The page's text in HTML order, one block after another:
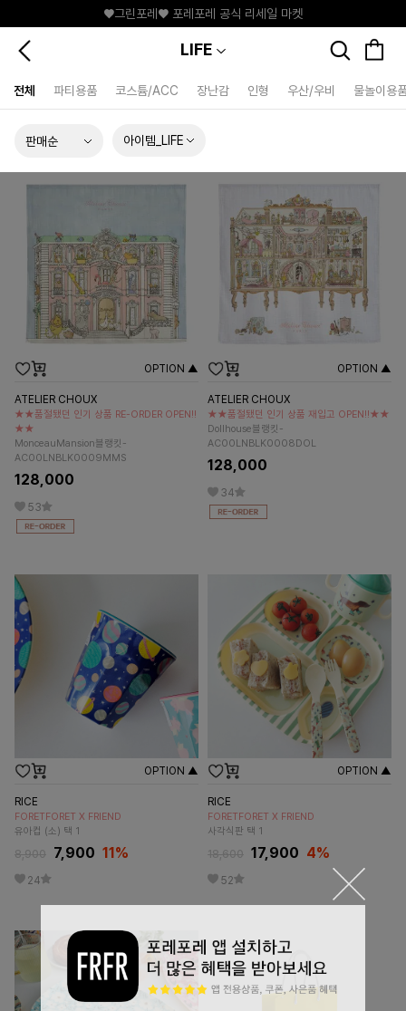
♥그린포레♥ 포레포레 공식 리세일 마켓
LIFE
전체 파티용품 코스튬/ACC 장난감 인형 우산/우비 물놀이용
아이템_LIFE
OPTION ▲
ATELIER CHOUX
★★품절됐던 인기 상품 RE-ORDER OPEN!!
★★
MonceauMansion블랭킷-
AC00LNBLK0009MMS
128,000
53
OPTION ▲
ATELIER CHOUX
★★품절됐던 인기 상품 재입고 OPEN!!★★
Dollhouse블랭킷-
AC00LNBLK0008DOL
128,000
34
OPTION ▲
RICE
FORETFORET X FRIEND
유아컵 (소) 택 1
8,900 7,900 11%
24
OPTION ▲
RICE
FORETFORET X FRIEND
사각식판 택 1
18,600 17,900 4%
52